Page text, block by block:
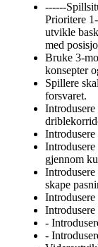
------
Prioritere
utvikle
med
Bruke 3-
konsepter
Spillere
forsvaret.
gjennom
skape
Introdusere
-
-